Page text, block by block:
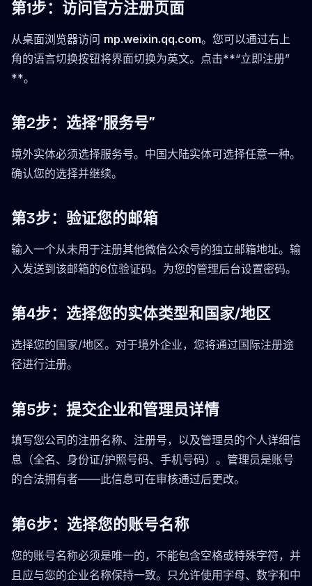
第1步：访问官方注册页面
从桌面浏览器访问 mp.weixin.qq.com。您可以通过右上
角的语言切换按钮将界面切换为英文。点击**“立即注册”
**。
第2步：选择“服务号”
境外实体必须选择服务号。中国大陆实体可选择任意一种。
确认您的选择并继续。
第3步：验证您的邮箱
输入一个从未用于注册其他微信公众号的独立邮箱地址。输
入发送到该邮箱的6位验证码。为您的管理后台设置密码。
第4步：选择您的实体类型和国家/地区
选择您的国家/地区。对于境外企业，您将通过国际注册途
径进行注册。
第5步：提交企业和管理员详情
填写您公司的注册名称、注册号，以及管理员的个人详细信
息（全名、身份证/护照号码、手机号码）。管理员是账号
的合法拥有者——此信息可在审核通过后更改。
第6步：选择您的账号名称
您的账号名称必须是唯一的，不能包含空格或特殊字符，并
且应与您的企业名称保持一致。只允许使用字母、数字和中